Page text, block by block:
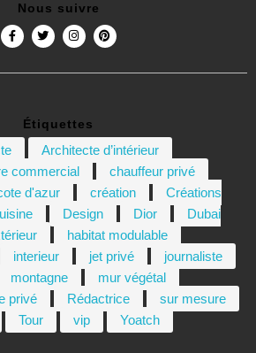
Nous suivre
Étiquettes
Architecte d’intérieur
commercial
chauffeur privé
d'azur création
Créations
Design Dior
Dubai
habitat modulable
interieur jet privé
journaliste
montagne
mur végétal
privé Rédactrice
sur mesure
Tour vip
Yoatch